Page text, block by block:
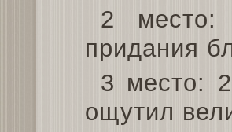
2 место:
придания
3 место:
ощутил